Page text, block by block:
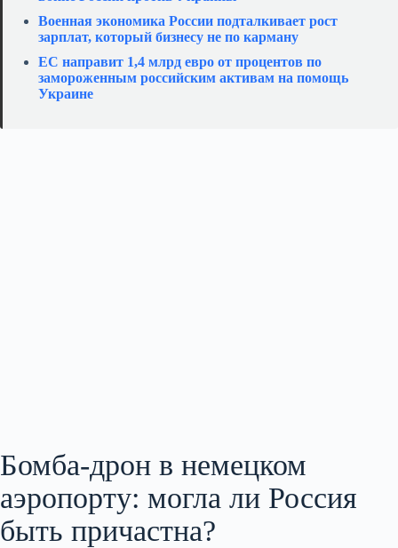
Военная экономика России подталкивает рост
зарплат, который бизнесу не по карману
ЕС направит 1,4 млрд евро от процентов по
замороженным российским активам на помощь
Украине
Бомба-дрон в немецком
аэропорту: могла ли Россия
быть причастна?